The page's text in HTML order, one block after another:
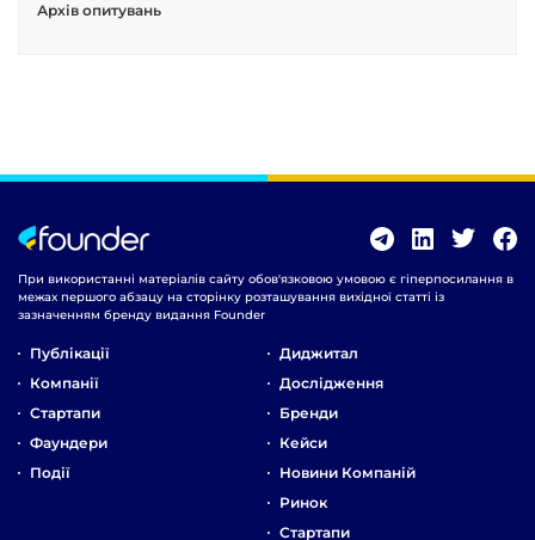
Архів опитувань
При використанні матеріалів сайту обов'язковою умовою є гіперпосилання в
межах першого абзацу на сторінку розташування вихідної статті із
зазначенням бренду видання Founder
Публікації
Компанії
Стартапи
Фаундери
Події
Диджитал
Дослідження
Бренди
Кейси
Новини Компаній
Ринок
Стартапи